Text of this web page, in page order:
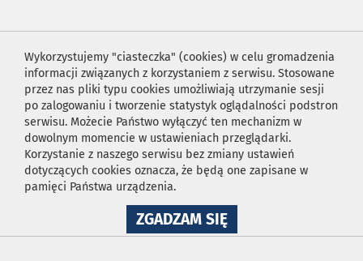
Wykorzystujemy "ciasteczka" (cookies) w celu gromadzenia
informacji związanych z korzystaniem z serwisu. Stosowane
przez nas pliki typu cookies umożliwiają utrzymanie sesji
po zalogowaniu i tworzenie statystyk oglądalności podstron
serwisu. Możecie Państwo wyłączyć ten mechanizm w
dowolnym momencie w ustawieniach przeglądarki.
Korzystanie z naszego serwisu bez zmiany ustawień
dotyczących cookies oznacza, że będą one zapisane w
pamięci Państwa urządzenia.
ZGADZAM SIĘNA
WYKORZYSTANIE